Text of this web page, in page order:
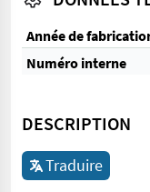
Année de
Numéro interne
DESCRIPTION
Traduire